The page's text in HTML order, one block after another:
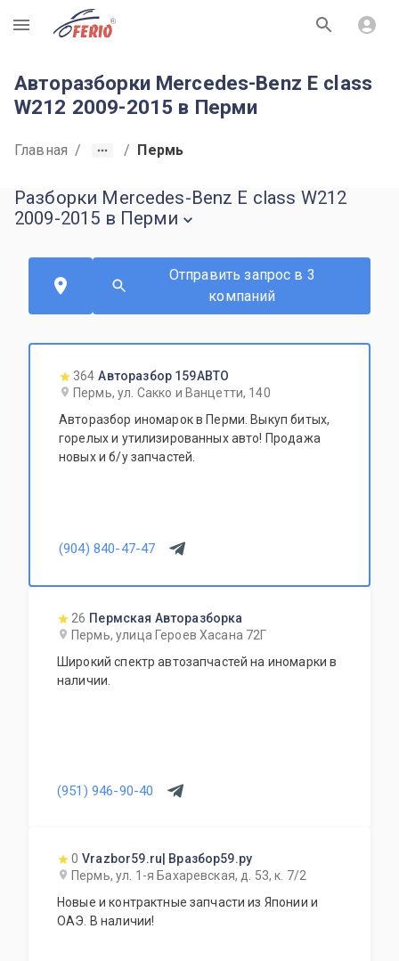
R
Авторазборки Mercedes-Benz E class
W212 2009-2015 в Перми
Главная / / Пермь
Разборки Mercedes-Benz E class W212
2009-2015 в Перми
Отправить запрос в 3
компаний
364 Авторазбор 159АВТО
Пермь, ул. Сакко и Ванцетти, 140
Авторазбор иномарок в Перми. Выкуп битых,
горелых и утилизированных авто! Продажа
новых и б/у запчастей.
(904) 840-47-47
26 Пермская Авторазборка
Пермь, улица Героев Хасана 72Г
Широкий спектр автозапчастей на иномарки в
наличии.
(951) 946-90-40
0 Vrazbor59.ru| Вразбор59.ру
Пермь, ул. 1-я Бахаревская, д. 53, к. 7/2
Новые и контрактные запчасти из Японии и
ОАЭ. В наличии!